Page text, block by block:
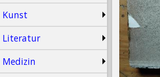
Kunst
Literatur
Medizin